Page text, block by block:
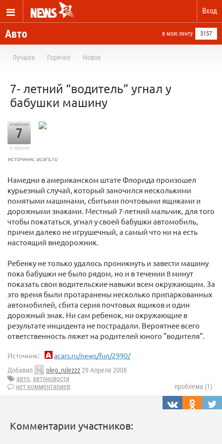
Вход
Авто в мою ленту 3157
Лучшее Горячее Новое
7- летний “водитель” угнал у
бабушки машину
отметили
7
в архиве
источник: acars.ru
Намедни в американском штате Флорида произошел
курьезный случай, который заночился несколькими
помятыми машинами, сбитыми почтовыми ящиками и
дорожными знаками. Местный 7-летний мальчик, для того
чтобы покататься, угнал у своей бабушки автомобиль,
причем далеко не игрушечный, а самый что ни на есть
настоящий внедорожник.
Ребенку не только удалось проникнуть и завести машину
пока бабушки не было рядом, но и в течении 8 минут
показать свои водительские навыки всем окружающим. За
это время были протаранены несколько припаркованных
автомобилей, сбита серия почтовых ящиков и один
дорожный знак. Ни сам ребенок, ни окружающие в
результате инцидента не пострадали. Вероятнее всего
ответственность ляжет на родителей юного ”водителя”.
Источник: acars.ru/news/fun/2990/
Добавил oleg_rulezzz29 Апреля 2008
авто, автоновости
нет комментариев
проблема (1)
Комментарии участников: